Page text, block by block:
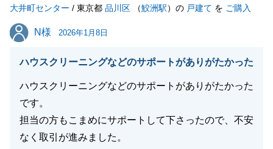
大井町センター / 東京都 品川区 （鮫洲駅）の 戸建て を ご購入
N様
N様 2026年1月8日
ハウスクリーニングなどのサポートがありがたかった
ハウスクリーニングなどのサポートがありがたかった
です。
担当の方もこまめにサポートして下さったので、不安
なく取引が進みました。